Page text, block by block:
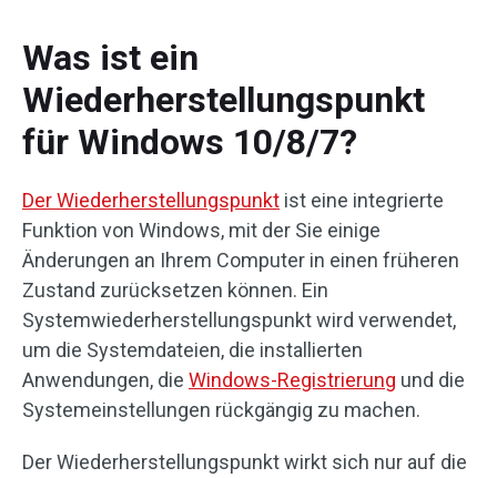
Was ist ein
Wiederherstellungspunkt
für Windows 10/8/7?
Der Wiederherstellungspunkt ist eine integrierte
Funktion von Windows, mit der Sie einige
Änderungen an Ihrem Computer in einen früheren
Zustand zurücksetzen können. Ein
Systemwiederherstellungspunkt wird verwendet,
um die Systemdateien, die installierten
Anwendungen, die Windows-Registrierung und die
Systemeinstellungen rückgängig zu machen.
Der Wiederherstellungspunkt wirkt sich nur auf die